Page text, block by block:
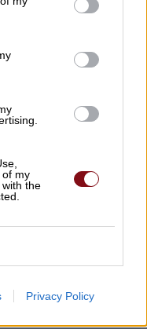
of my
the
Privacy Policy